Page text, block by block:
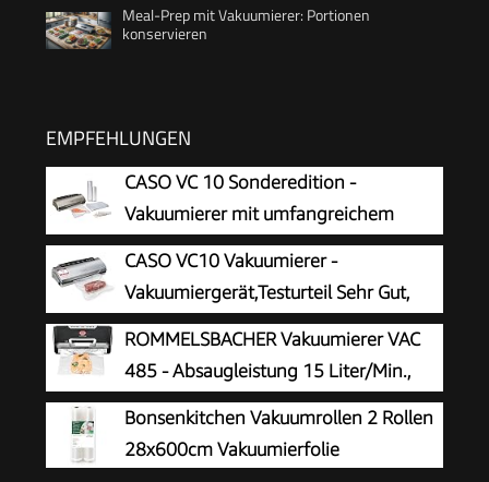
Meal-Prep mit Vakuumierer: Portionen
konservieren
EMPFEHLUNGEN
CASO VC 10 Sonderedition -
Vakuumierer mit umfangreichem
Zubehör, Testurteil Sehr Gut, inkl. 50
Profi-Folienbeutel und 2 Profi-Folienrollen
CASO VC10 Vakuumierer -
Vakuumiergerät,Testurteil Sehr Gut,
Lebensmittel bis zu 8x länger frisch,
30cm lange & stabile Schweißnaht, inkl. 10
Profi-Folienbeutel
ROMMELSBACHER Vakuumierer VAC
485 - Absaugleistung 15 Liter/Min.,
Einhand-Bedienung, für Langzeitbetrieb
geeignet, Doppel-Versiegelungsnaht, 2
Versiegelungszeiten, für Folien bis 30 cm Breite
Bonsenkitchen Vakuumrollen 2 Rollen
28x600cm Vakuumierfolie